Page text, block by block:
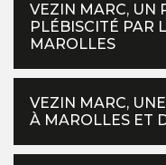
VEZIN MARC, UN
PLÉBISCITÉ PAR
MAROLLES
VEZIN MARC,
À MAROLLES ET